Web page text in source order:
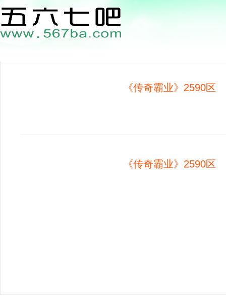
《传奇霸业》2590
《传奇霸业》2590